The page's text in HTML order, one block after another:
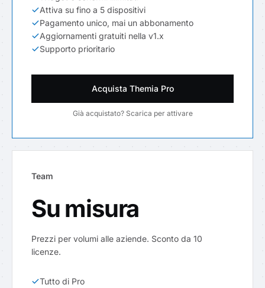
Attiva su fino a 5 dispositivi
Pagamento unico, mai un abbonamento
Aggiornamenti gratuiti nella v1.x
Supporto prioritario
Acquista Themia Pro
Già acquistato? Scarica per attivare
Team
Su misura
Prezzi per volumi alle aziende. Sconto da 10
licenze.
Tutto di Pro